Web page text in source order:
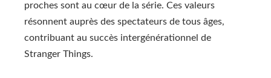
proches sont au cœur de la série. Ces valeurs
résonnent auprès des spectateurs de tous âges,
contribuant au succès intergénérationnel de
Stranger Things.